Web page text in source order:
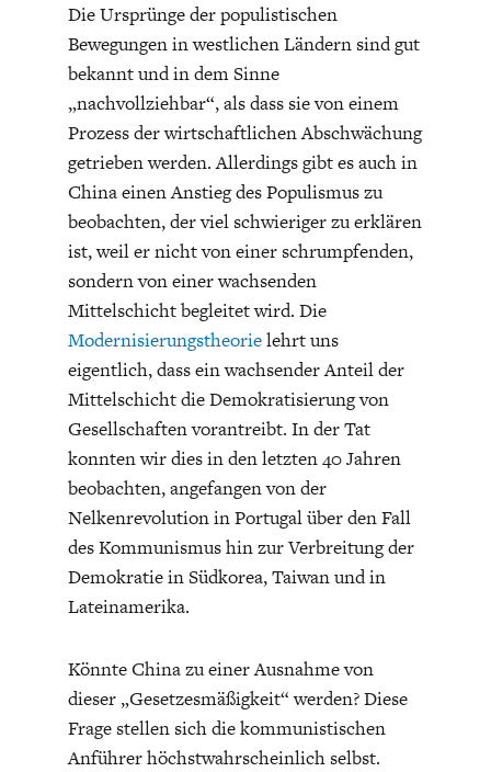
DAS DEUTSCHE
GESUNDHEITSWESEN
DIE NÄCHSTE STUFE DER
GLOBALISIERUNG
GERMANOMICS
GELDPOLITIK
GESELLSCHAFT
HÖRSAAL
Die Ursprünge der populistischen
Bewegungen in westlichen Ländern sind gut
bekannt und in dem Sinne
„nachvollziehbar“, als dass sie von einem
Prozess der wirtschaftlichen Abschwächung
getrieben werden. Allerdings gibt es auch in
China einen Anstieg des Populismus zu
beobachten, der viel schwieriger zu erklären
ist, weil er nicht von einer schrumpfenden,
sondern von einer wachsenden
Mittelschicht begleitet wird. Die
Modernisierungstheorielehrt uns
eigentlich, dass ein wachsender Anteil der
Mittelschicht die Demokratisierung von
Gesellschaften vorantreibt. In der Tat
konnten wir dies in den letzten 40 Jahren
beobachten, angefangen von der
Nelkenrevolution in Portugal über den Fall
des Kommunismus hin zur Verbreitung der
Demokratie in Südkorea, Taiwan und in
Lateinamerika.
Könnte China zu einer Ausnahme von
dieser „Gesetzesmäßigkeit“ werden? Diese
Frage stellen sich die kommunistischen
Anführer höchstwahrscheinlich selbst.